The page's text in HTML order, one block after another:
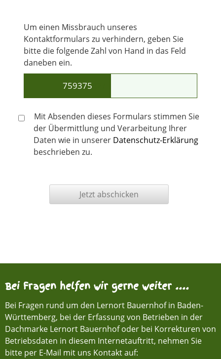
Um einen Missbrauch unseres
Kontaktformulars zu verhindern, geben Sie
bitte die folgende Zahl von Hand in das Feld
daneben ein.
759375
Mit Absenden dieses Formulars stimmen Sie
der Übermittlung und Verarbeitung Ihrer
Daten wie in unserer Datenschutz-Erklärung
beschrieben zu.
Bei Fragen helfen wir gerne weiter ....
Bei Fragen rund um den Lernort Bauernhof in Baden-
Württemberg, bei der Erfassung von Betrieben in der
Dachmarke Lernort Bauernhof oder bei Korrekturen von
Betriebsdaten in diesem Internetauftritt, nehmen Sie
bitte per E-Mail mit uns Kontakt auf: